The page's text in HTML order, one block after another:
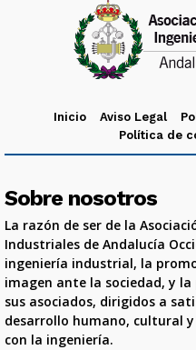
Inicio Aviso Legal
Política de
Sobre nosotros
La razón de ser de la
Industriales de Andalucía
ingeniería industrial, la
imagen ante la sociedad, y
sus asociados, dirigidos a
desarrollo humano, cultural
con la ingeniería.